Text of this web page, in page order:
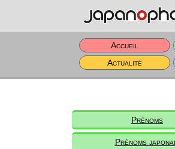
Accueil
Actualité
Prénoms
Prénoms